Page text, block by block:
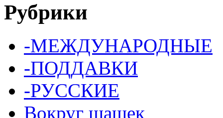
Рубрики
-МЕЖДУНАРОДНЫЕ
-ПОДДАВКИ
-РУССКИЕ
Вокруг шашек